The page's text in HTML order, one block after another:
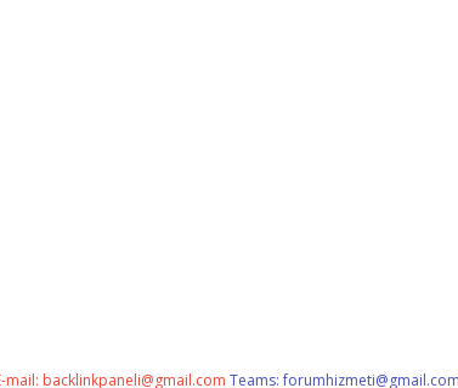
mail: backlinkpaneli@gmail.com Teams:forumhizmeti@gmail.com